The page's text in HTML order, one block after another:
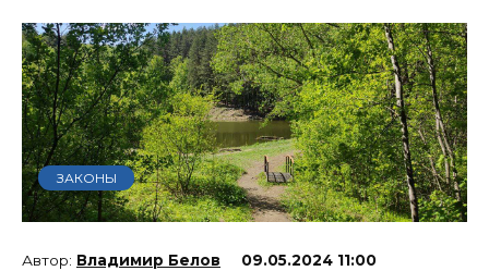
ЗАКОНЫ
Владимир Белов 09.05.2024 11:00